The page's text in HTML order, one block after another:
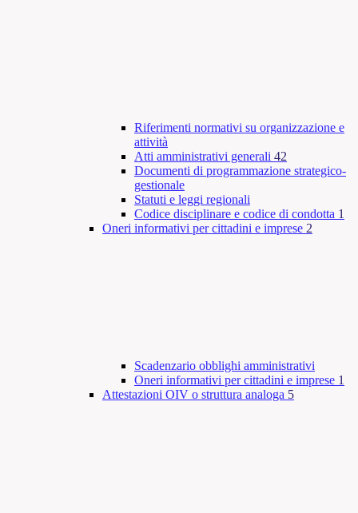
Riferimenti normativi su organizzazione e
attività
Atti amministrativi generali 42
Documenti di programmazione strategico-
gestionale
Statuti e leggi regionali
Codice disciplinare e codice di condotta 1
Oneri informativi per cittadini e imprese 2
Scadenzario obblighi amministrativi
Oneri informativi per cittadini e imprese 1
Attestazioni OIV o struttura analoga 5